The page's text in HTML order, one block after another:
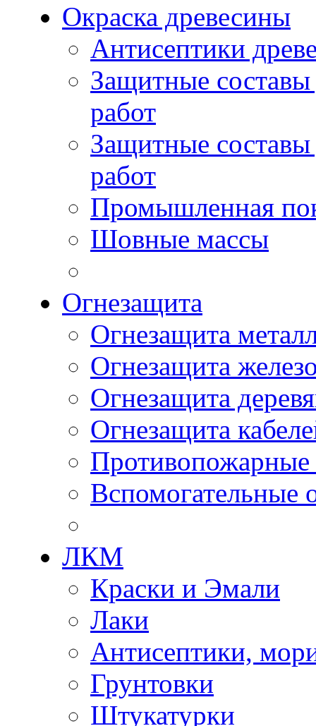
Окраска древесины
Антисептики
Защитные
работ
Защитные
работ
Промышленная
Шовные массы
Огнезащита
Огнезащита
Огнезащита
Огнезащита
Огнезащита
Вспомогательные
ЛКМ
Краски и Эмали
Лаки
Антисептики,
Грунтовки
Штукатурки